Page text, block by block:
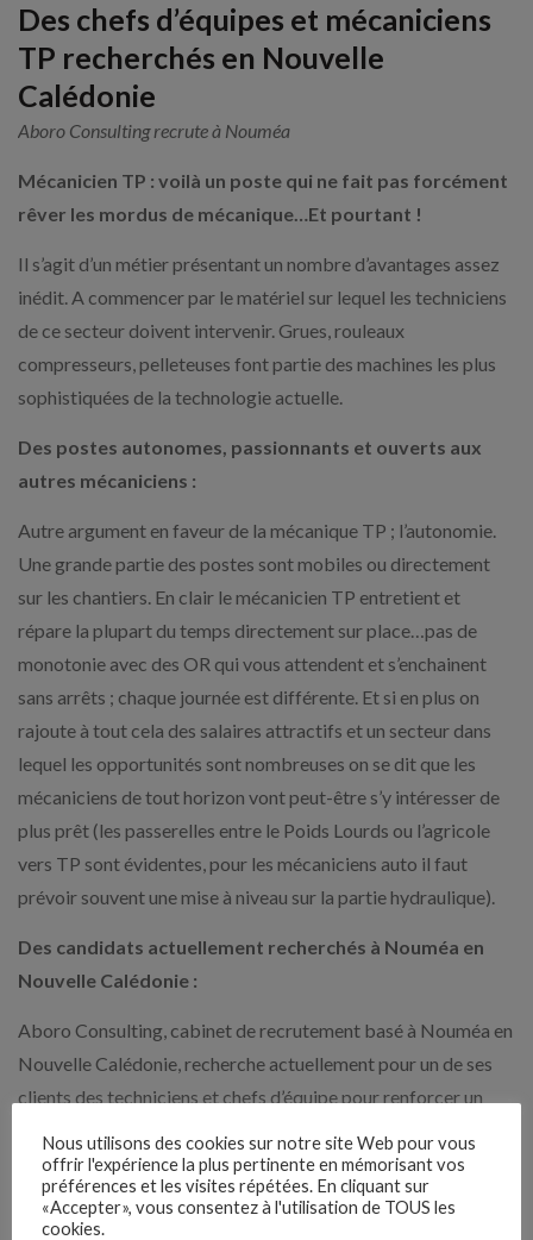
Des chefs d’équipes et mécaniciens
TP recherchés en Nouvelle
Calédonie
Aboro Consulting recrute à Nouméa
Mécanicien TP : voilà un poste qui ne fait pas forcément
rêver les mordus de mécanique…Et pourtant !
Il s’agit d’un métier présentant un nombre d’avantages assez
inédit. A commencer par le matériel sur lequel les techniciens
de ce secteur doivent intervenir. Grues, rouleaux
compresseurs, pelleteuses font partie des machines les plus
sophistiquées de la technologie actuelle.
Des postes autonomes, passionnants et ouverts aux
autres mécaniciens :
Autre argument en faveur de la mécanique TP ; l’autonomie.
Une grande partie des postes sont mobiles ou directement
sur les chantiers. En clair le mécanicien TP entretient et
répare la plupart du temps directement sur place…pas de
monotonie avec des OR qui vous attendent et s’enchainent
sans arrêts ; chaque journée est différente. Et si en plus on
rajoute à tout cela des salaires attractifs et un secteur dans
lequel les opportunités sont nombreuses on se dit que les
mécaniciens de tout horizon vont peut-être s’y intéresser de
plus prêt (les passerelles entre le Poids Lourds ou l’agricole
vers TP sont évidentes, pour les mécaniciens auto il faut
prévoir souvent une mise à niveau sur la partie hydraulique).
Des candidats actuellement recherchés à Nouméa en
Nouvelle Calédonie :
Aboro Consulting, cabinet de recrutement basé à Nouméa en
Nouvelle Calédonie, recherche actuellement pour un de ses
clients des techniciens et chefs d’équipe pour renforcer un
Il s’agit d’une opportunité unique de découvrir un endroit du
globe paradisiaque tout en exerçant votre métier.
Nous utilisons des cookies sur notre site Web pour vous
offrir l'expérience la plus pertinente en mémorisant vos
préférences et les visites répétées. En cliquant sur
«Accepter», vous consentez à l'utilisation de TOUS les
cookies.